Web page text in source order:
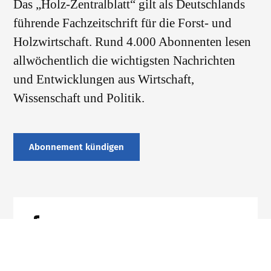
Das „Holz-Zentralblatt“ gilt als Deutschlands
führende Fachzeitschrift für die Forst- und
Holzwirtschaft. Rund 4.000 Abonnenten lesen
allwöchentlich die wichtigsten Nachrichten
und Entwicklungen aus Wirtschaft,
Wissenschaft und Politik.
Abonnement kündigen